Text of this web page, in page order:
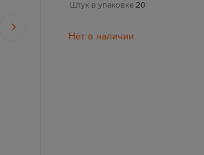
Штук в упаковке 20